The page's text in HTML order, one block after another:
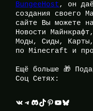
BungeeHost, он
создания своего
сайте Вы можете
Новости
Моды, Сиды,
по Minecraft и
Ещё больше 🎁
Соц Сетях:
ВКонтакте Telegram Discord TikTok Pinterest YouTube Bluesky